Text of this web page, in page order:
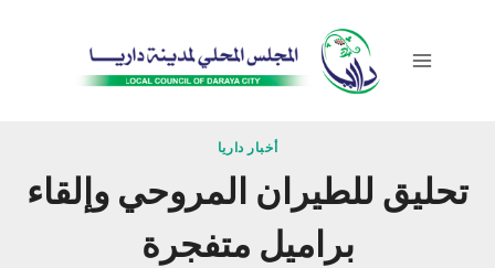
أخبار داريا
تحليق للطيران المروحي وإلقاء
براميل متفجرة